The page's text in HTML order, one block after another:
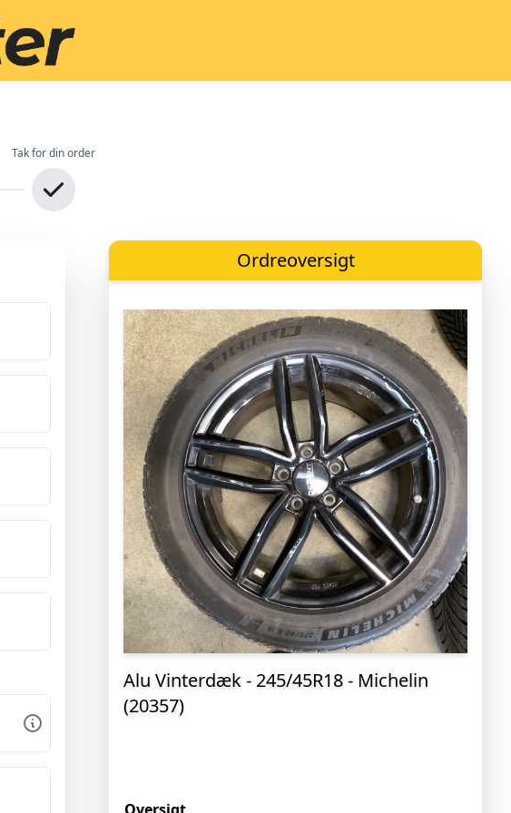
Tak for din order
Ordreoversigt
Alu Vinterdæk - 245/45R18 - Michelin
(20357)